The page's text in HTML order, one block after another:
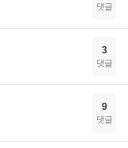
댓글
3
댓글
9
댓글